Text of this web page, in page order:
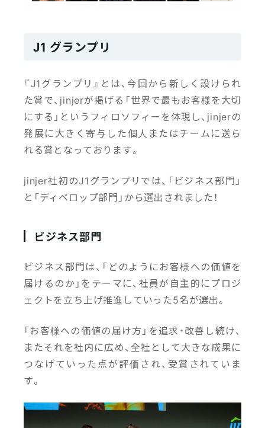
J1 グランプリ
『J1グランプリ』とは、今回から新しく設けられ
た賞で、jinjerが掲げる「世界で最もお客様を大切
にする」というフィロソフィーを体現し、jinjerの
発展に大きく寄与した個人またはチームに送ら
れる賞となっております。
jinjer社初のJ1グランプリでは、「ビジネス部門」
と「ディベロップ部門」から選出されました！
ビジネス部門
ビジネス部門は、「どのようにお客様への価値を
届けるのか」をテーマに、社員が自主的にプロジ
ェクトを立ち上げ推進していった5名が選出。
「お客様への価値の届け方」を追求・改善し続け、
またそれを社内に広め、全社として大きな成果に
つなげていった点が評価され、受賞されていま
す。